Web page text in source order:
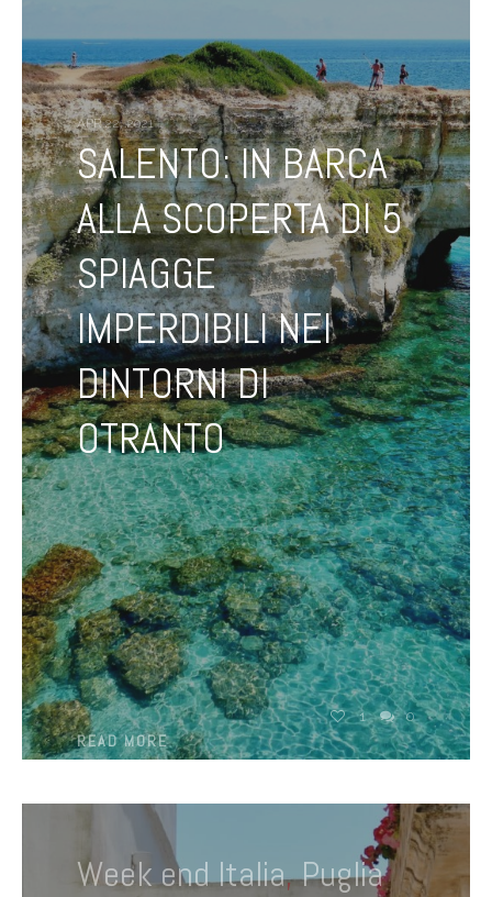
APR 22, 2021
SALENTO: IN BARCA
ALLA SCOPERTA DI 5
SPIAGGE
IMPERDIBILI NEI
DINTORNI DI
OTRANTO
READ MORE
1 0
Week end Italia,Puglia